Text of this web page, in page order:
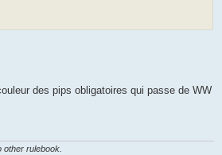
des pips obligatoires qui passe de WW
other rulebook.